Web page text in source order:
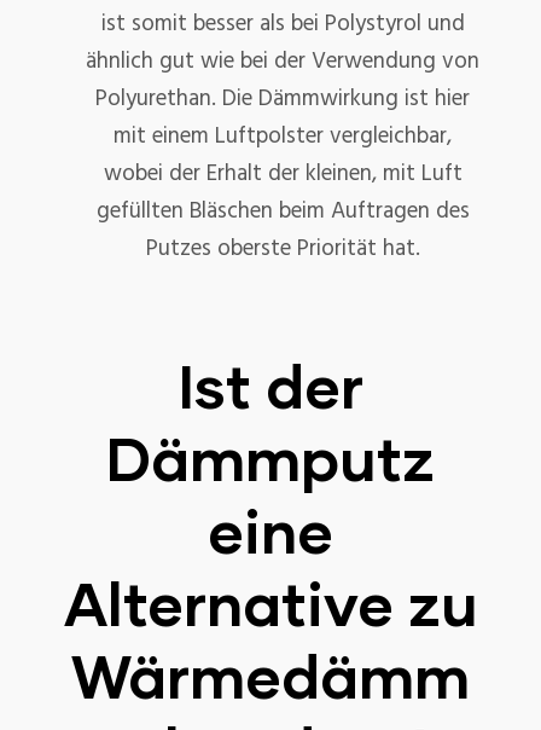
ist somit besser als bei Polystyrol und
ähnlich gut wie bei der Verwendung von
Polyurethan. Die Dämmwirkung ist hier
mit einem Luftpolster vergleichbar,
wobei der Erhalt der kleinen, mit Luft
gefüllten Bläschen beim Auftragen des
Putzes oberste Priorität hat.
Ist der
Dämmputz
eine
Alternative zu
Wärmedämm